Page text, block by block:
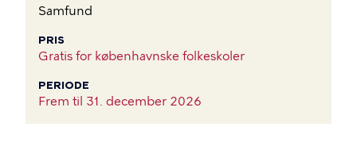
Samfund
PRIS
Gratis for københavnske folkeskoler
PERIODE
Frem til 31. december 2026